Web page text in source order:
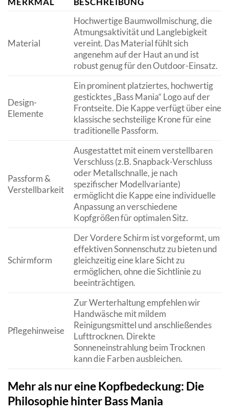
Material
Hochwertige Baumwollmischung, die
Atmungsaktivität und Langlebigkeit
vereint. Das Material fühlt sich
angenehm auf der Haut an und ist
robust genug für den Outdoor-Einsatz.
Design-
Elemente
Ein prominent platziertes, hochwertig
gesticktes „Bass Mania“ Logo auf der
Frontseite. Die Kappe verfügt über eine
klassische sechsteilige Krone für eine
traditionelle Passform.
Passform &
Verstellbarkeit
Ausgestattet mit einem verstellbaren
Verschluss (z.B. Snapback-Verschluss
oder Metallschnalle, je nach
spezifischer Modellvariante)
ermöglicht die Kappe eine individuelle
Anpassung an verschiedene
Kopfgrößen für optimalen Sitz.
Schirmform
Der Vordere Schirm ist vorgeformt, um
effektiven Sonnenschutz zu bieten und
gleichzeitig eine klare Sicht zu
ermöglichen, ohne die Sichtlinie zu
beeinträchtigen.
Pflegehinweise
Zur Werterhaltung empfehlen wir
Handwäsche mit mildem
Reinigungsmittel und anschließendes
Lufttrocknen. Direkte
Sonneneinstrahlung beim Trocknen
kann die Farben ausbleichen.
Mehr als nur eine Kopfbedeckung: Die
Philosophie hinter Bass Mania